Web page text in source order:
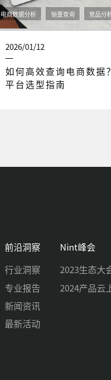
电商数据分析 销量查询 竞品分
2026/01/12
如何高效查询电商数据
平台选型指南
前沿洞察
行业洞察
专业报告
新闻资讯
最新活动
Nint峰会
2023生态大
2024产品云